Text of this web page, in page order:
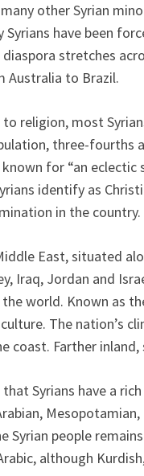
other Syrian
Syrians have been
diaspora stretches
Australia to Brazil.
religion, most
three-fourths
for “an
identify as
in the country.
East, situated
Iraq, Jordan and
world. Known as
The nation’s
coast. Farther
that Syrians have a
Syrian people
although